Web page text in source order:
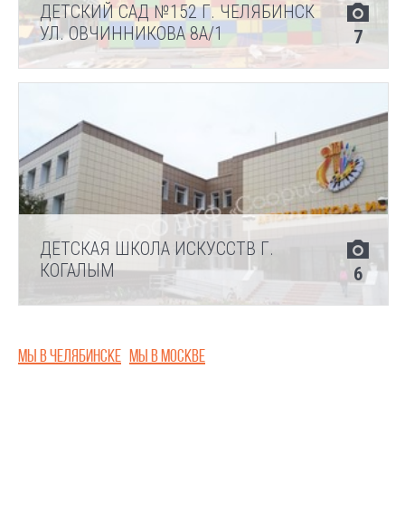
7
ДЕТСКИЙ САД №152 Г. ЧЕЛЯБИНСК
УЛ. ОВЧИННИКОВА 8А/1
6
ДЕТСКАЯ ШКОЛА ИСКУССТВ Г.
КОГАЛЫМ
Мы в Челябинске Мы в Москве